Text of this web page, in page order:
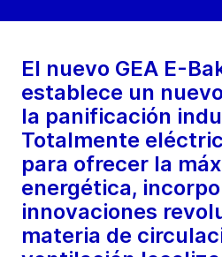
El nuevo GEA E-
establece un
la panificación
Totalmente
para ofrecer la
energética,
innovaciones
materia de